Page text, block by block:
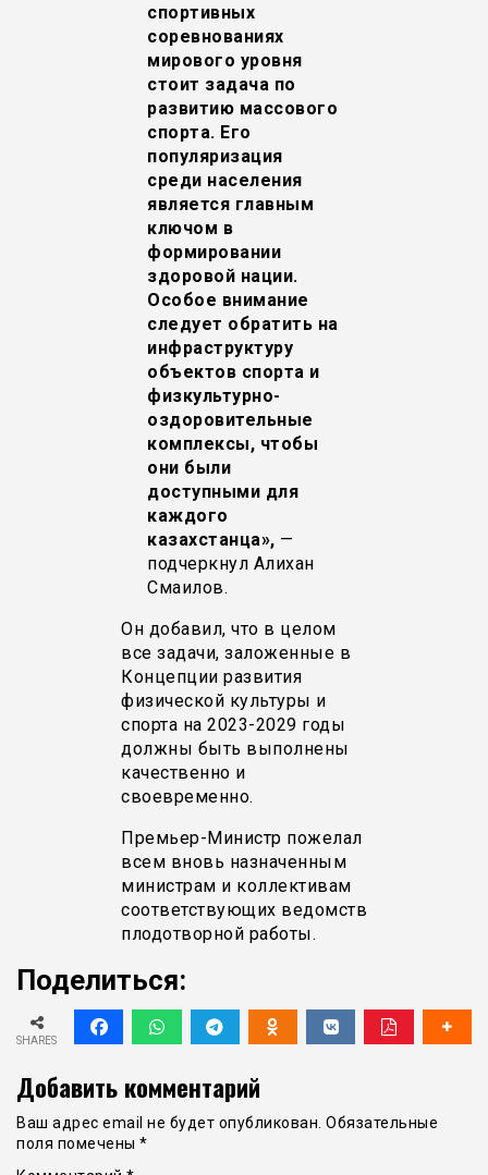
спортивных
соревнованиях
мирового уровня
стоит задача по
развитию массового
спорта. Его
популяризация
среди населения
является главным
ключом в
формировании
здоровой нации.
Особое внимание
следует обратить на
инфраструктуру
объектов спорта и
физкультурно-
оздоровительные
комплексы, чтобы
они были
доступными для
каждого
казахстанца», —
подчеркнул Алихан
Смаилов.
Он добавил, что в целом
все задачи, заложенные в
Концепции развития
физической культуры и
спорта на 2023-2029 годы
должны быть выполнены
качественно и
своевременно.
Премьер-Министр пожелал
всем вновь назначенным
министрам и коллективам
соответствующих ведомств
плодотворной работы.
Поделиться:
SHARES
Добавить комментарий
Ваш адрес email не будет опубликован. Обязательные
поля помечены *